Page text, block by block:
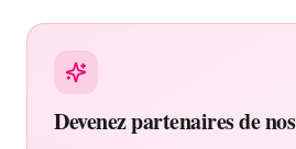
Devenez partenaires de nos